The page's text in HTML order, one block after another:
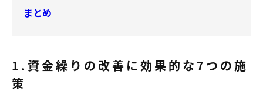
まとめ
1.資金繰りの改善に効果的な7つの施
策